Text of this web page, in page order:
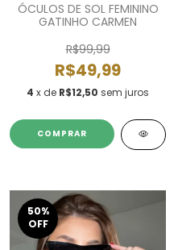
ÓCULOS DE SOL FEMININO
GATINHO CARMEN
R$99,99
R$49,99
4 x de R$12,50 sem juros
COMPRAR
50%
OFF